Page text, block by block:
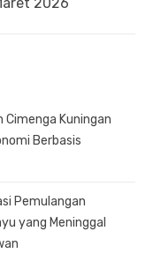
Cimenga Kuningan
Berbasis
Pemulangan
yang Meninggal